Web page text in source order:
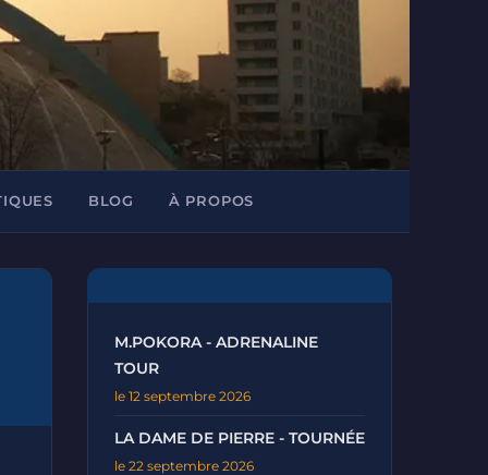
BLOG À PROPOS
M.POKORA - ADRENALINE
TOUR
le 12 septembre 2026
LA DAME DE PIERRE - TOURNÉE
le 22 septembre 2026